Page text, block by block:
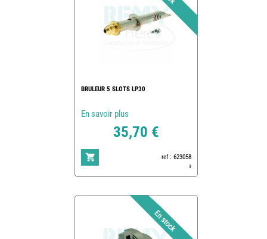
BRULEUR 5 SLOTS LP30
En savoir plus
35,70 €
ref : 623058
3